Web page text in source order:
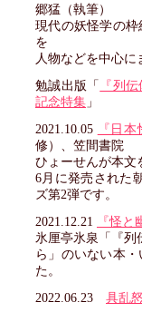
郷猛（執筆）
現代の妖怪学の
を
人物などを中心
勉誠出版「
『列
記念特集 」
2021.10.05
『日
修）、笠間書院
ひょーせんが本文
6月に発売された
ズ第2弾です。
2021.12.21
『怪と
氷厘亭氷泉「『
ら」のいない本
た。
2022.06.23 具乱